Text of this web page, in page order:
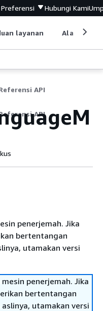
Preferensi Hubungi Kami
layanan Alat
API
API
penerjemah. Jika
bertentangan
utamakan versi
penerjemah. Jika
bertentangan
utamakan versi